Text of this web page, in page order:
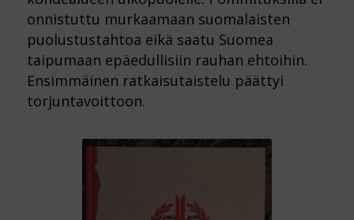
onnistuttu murkaamaan suomalaisten
puolustustahtoa eikä saatu Suomea
taipumaan epäedullisiin rauhan ehtoihin.
Ensimmäinen ratkaisutaistelu päättyi
torjuntavoittoon.